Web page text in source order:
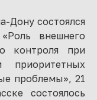
Дону состоялся
внешнего
контроля при
приоритетных
проблемы», 21
состоялось